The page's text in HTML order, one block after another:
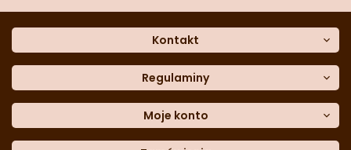
Kontakt
Dane kontaktowe
Często zadawane pytania
Sklep stacjonarny
Formularz kontaktowy
Blog
Regulaminy
Polityka prywatności
Polityka cookies
Moje konto